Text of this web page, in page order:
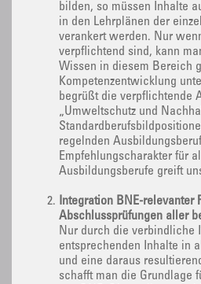
bilden, so müssen Inhalte
in den Lehrplänen der
verankert werden. Nur
verpflichtend sind, kann
Wissen in diesem Bereich
Kompetenzentwicklung
begrüßt die verpflichtende
„Umweltschutz und
regelnden
Empfehlungscharakter für
Ausbildungsberufe greift
Integration BNE-relevanter
Abschlussprüfungen aller
Nur durch die verbindliche
entsprechenden Inhalte in
und eine daraus
schafft man die Grundlage